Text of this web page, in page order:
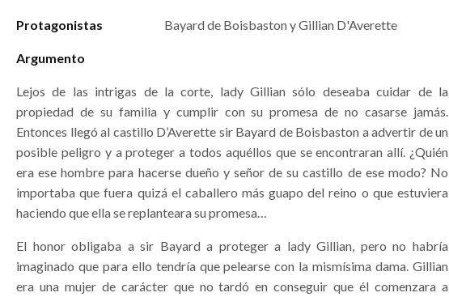
Protagonistas Bayard de Boisbaston y Gillian D'Averette
Argumento
Lejos de las intrigas de la corte, lady Gillian sólo deseaba cuidar de la
propiedad de su familia y cumplir con su promesa de no casarse jamás.
Entonces llegó al castillo D’Averette sir Bayard de Boisbaston a advertir de un
posible peligro y a proteger a todos aquéllos que se encontraran allí. ¿Quién
era ese hombre para hacerse dueño y señor de su castillo de ese modo? No
importaba que fuera quizá el caballero más guapo del reino o que estuviera
haciendo que ella se replanteara su promesa…
El honor obligaba a sir Bayard a proteger a lady Gillian, pero no habría
imaginado que para ello tendría que pelearse con la mismísima dama. Gillian
era una mujer de carácter que no tardó en conseguir que él comenzara a